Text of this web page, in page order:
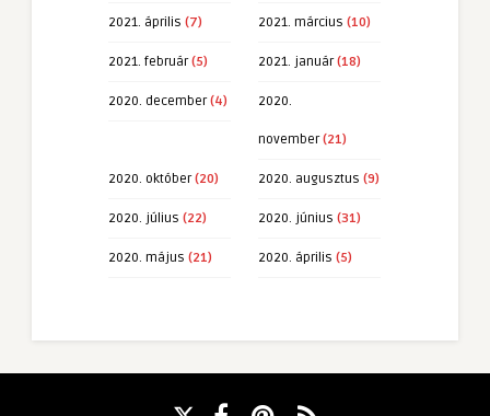
2021. április (7) 2021. március (10)
2021. február(5) 2021. január(18)
2020. december(4) 2020.
november(21)
2020. október(20) 2020. augusztus (9)
2020. július (22) 2020. június (31)
2020. május (21) 2020. április (5)